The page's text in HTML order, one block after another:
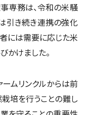
専務は、令和の米騒
引き続き連携の強化
には需要に応じた米
かけました。
ムリンクルからは前
培を行うことの難し